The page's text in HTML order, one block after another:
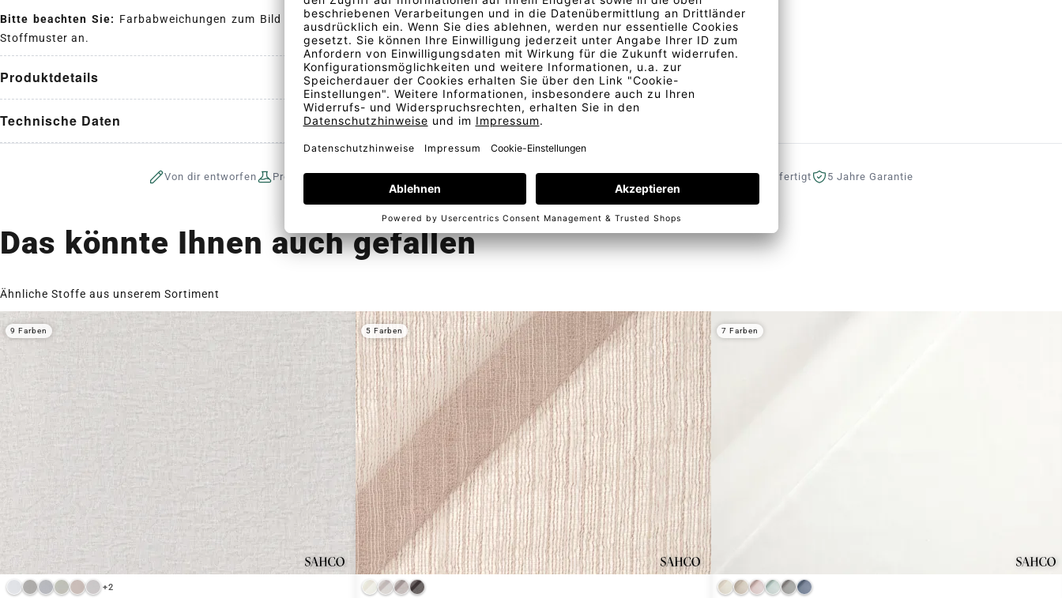
Bitte beachten Sie: Farbabweichungen zum Bild sind möglich. Fordern Sie am besten ein
Stoffmuster an.
Produktdetails
Technische Daten
Von dir entworfen Produktion auf Bestellung Kostenlose Lieferung Telefonische Beratung In Deutschland gefertigt 5 Jahre Garantie
Das könnte Ihnen auch gefallen
Ähnliche Stoffe aus unserem Sortiment
+2
9 Farben 5 Farben 7 Farben